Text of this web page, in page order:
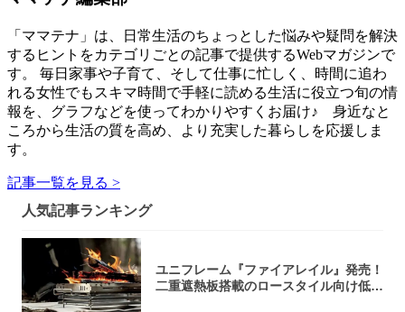
「ママテナ」は、日常生活のちょっとした悩みや疑問を解決
するヒントをカテゴリごとの記事で提供するWebマガジンで
す。 毎日家事や子育て、そして仕事に忙しく、時間に追わ
れる女性でもスキマ時間で手軽に読める生活に役立つ旬の情
報を、グラフなどを使ってわかりやすくお届け♪ 身近なと
ころから生活の質を高め、より充実した暮らしを応援しま
す。
記事一覧を見る >
人気記事ランキング
ユニフレーム『ファイアレイル』発売！
二重遮熱板搭載のロースタイル向け低型